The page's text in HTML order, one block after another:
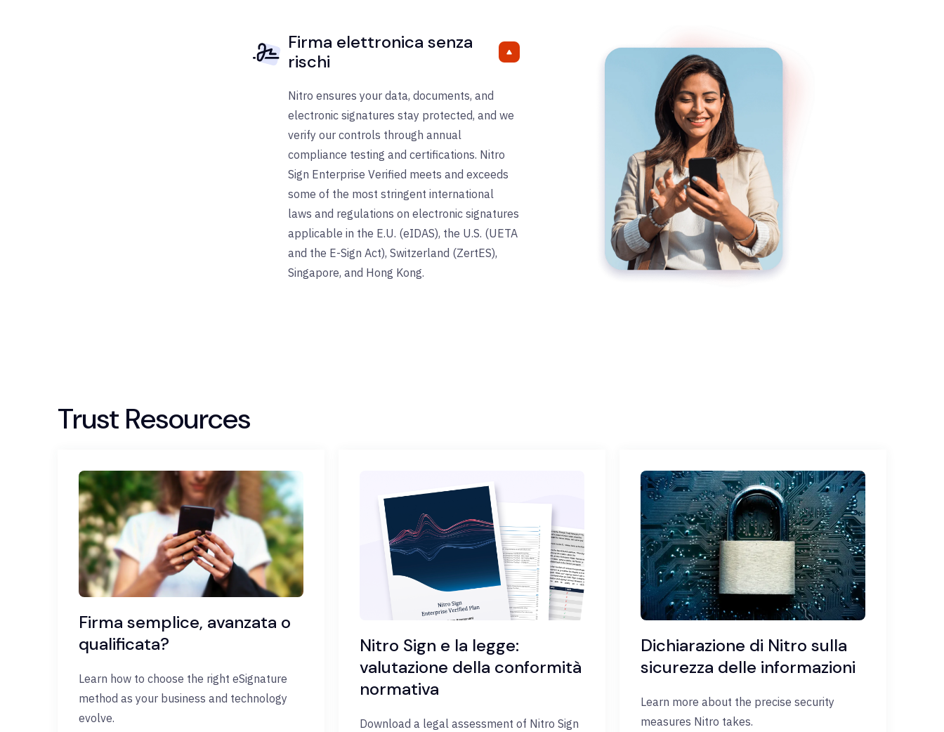
Firma elettronica senza
rischi
Nitro ensures your data, documents, and
electronic signatures stay protected, and we
verify our controls through annual
compliance testing and certifications. Nitro
Sign Enterprise Verified meets and exceeds
some of the most stringent international
laws and regulations on electronic signatures
applicable in the E.U. (eIDAS), the U.S. (UETA
and the E-Sign Act), Switzerland (ZertES),
Singapore, and Hong Kong.​
Trust Resources
Firma semplice, avanzata o
qualificata?
Learn how to choose the right eSignature
method as your business and technology
evolve.
Nitro Sign e la legge:
valutazione della conformità
normativa
Download a legal assessment of Nitro Sign
Dichiarazione di Nitro sulla
sicurezza delle informazioni
Learn more about the precise security
measures Nitro takes.​